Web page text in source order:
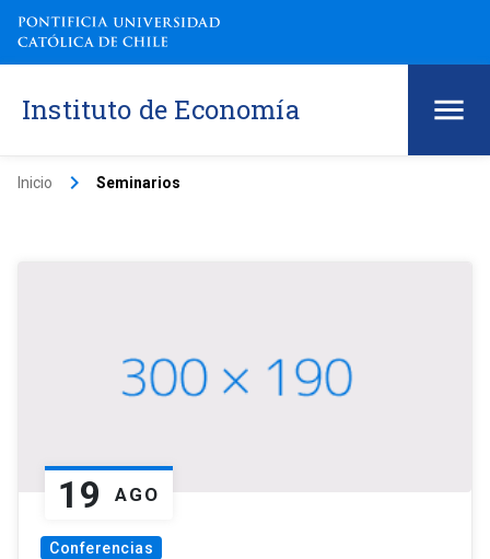
Instituto de Economía
Inicio keyboard_arrow_right Seminarios
19 AGO
Conferencias